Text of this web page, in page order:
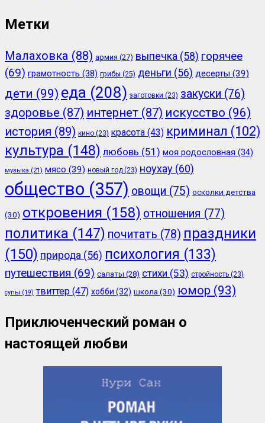
Метки
Малаховка (88) армия (27) выпечка (58) горячее
(69) грамотность (38) грибы (25) деньги (56) десерты (39)
дети (99) еда (208) заготовки (23) закуски (76)
здоровье (87) интернет (87) искусство (96)
история (89) кино (23) красота (43) криминал (102)
культура (148) любовь (51) моя родословная (34)
музыка (21) мясо (39) новый год (23) ноухау (60)
общество (357) овощи (75) осколки детства
(30) откровения (158) отношения (77)
политика (147) почитать (78) праздники
(150) природа (56) психология (133)
путешествия (69) салаты (28) стихи (53) стройность (23)
супы (19) твиттер (47) хобби (32) школа (30) юмор (93)
Приключенческий роман о
настоящей любви